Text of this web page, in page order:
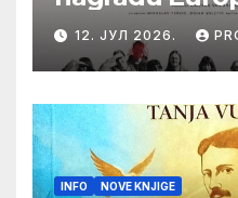
Label na
u Karlovim
12. ЈУЛ 2026.
INFO NOVE KNJIGE